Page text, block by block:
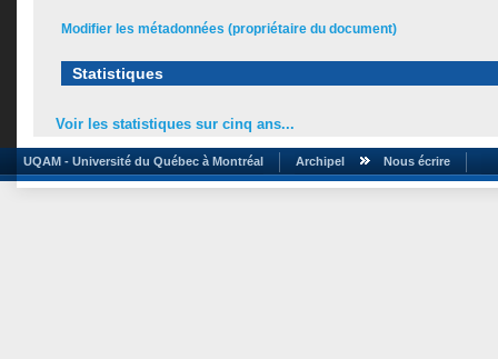
Modifier les métadonnées (propriétaire du document)
Statistiques
Voir les statistiques sur cinq ans...
UQAM - Université du Québec à Montréal Archipel Nous écrire